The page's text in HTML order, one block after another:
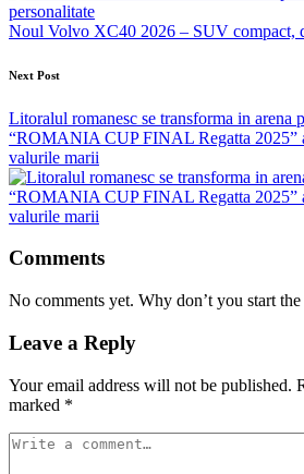
Noul Volvo XC40 2026 – SUV compact,
Next Post
Litoralul romanesc se transforma in arena
“ROMANIA CUP FINAL Regatta 2025”
valurile marii
Comments
No comments yet. Why don’t you start the
Leave a Reply
Your email address will not be published.
marked *